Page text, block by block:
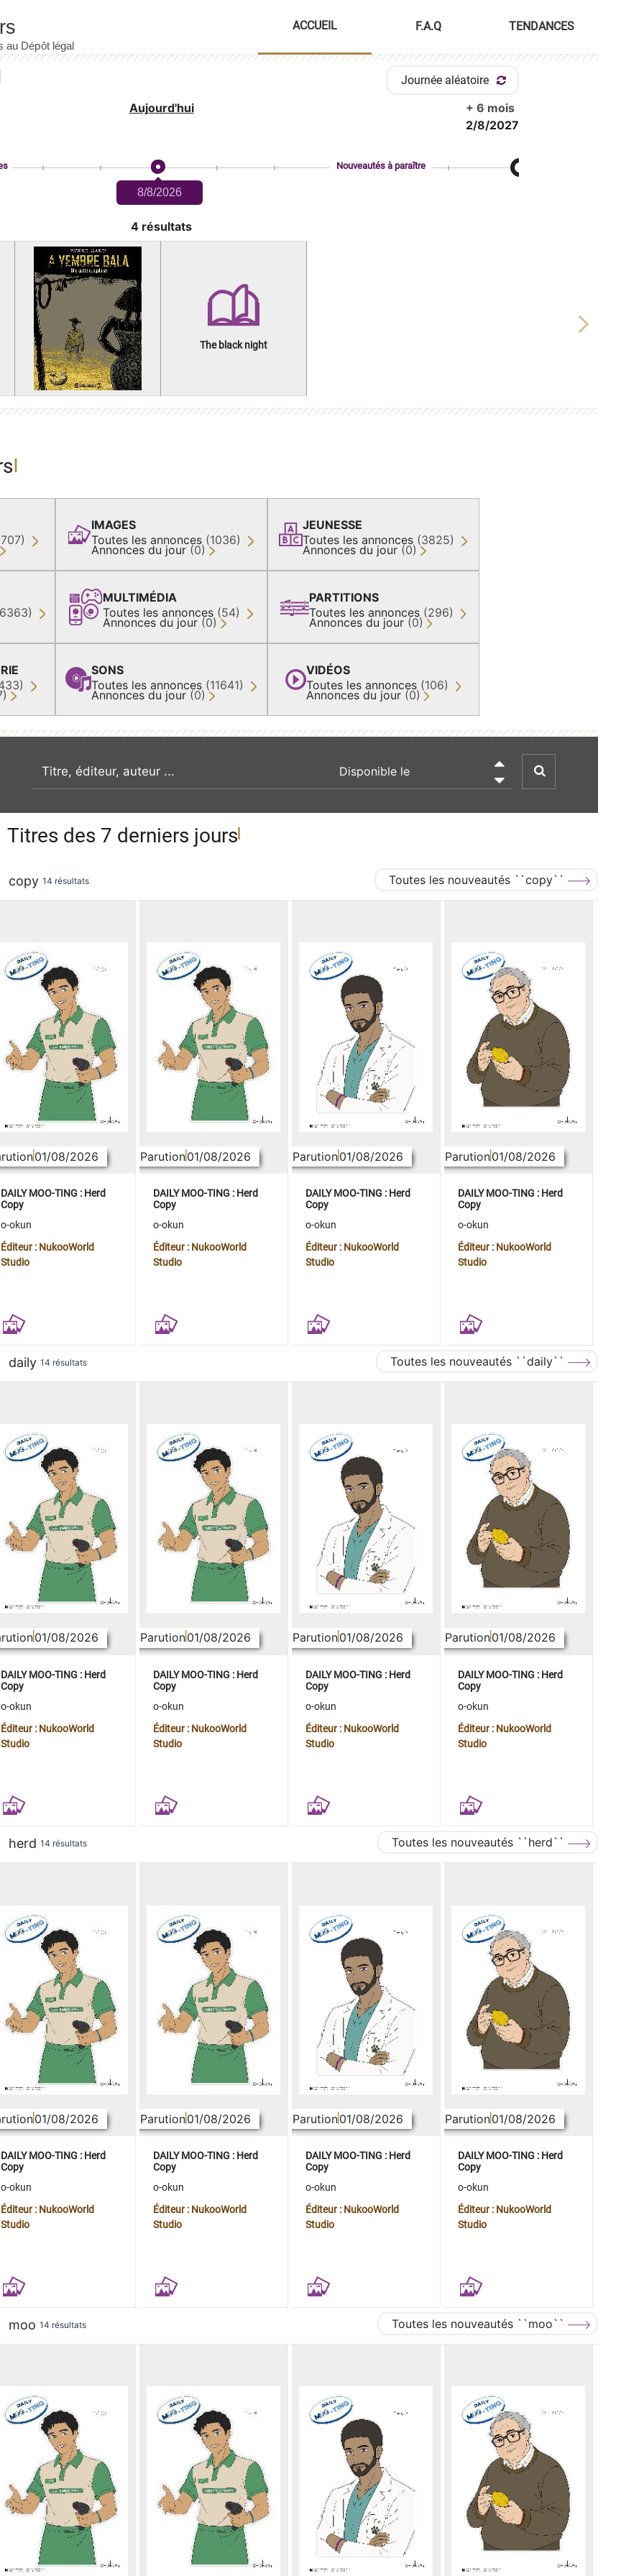
ACCUEIL F.A.Q TENDANCES
Journée aléatoire
Aujourd'hui
+ 6 mois
2/8/2027
8/8/2026
Nouveautés à paraître
4 résultats
The black night
Next
IMAGES
Toutes les annonces (1036)
Annonces du jour (0)
MULTIMÉDIA
Toutes les annonces (54)
Annonces du jour (0)
SONS
Toutes les annonces (11641)
Annonces du jour (0)
JEUNESSE
Toutes les annonces (3825)
Annonces du jour (0)
PARTITIONS
Toutes les annonces (296)
Annonces du jour (0)
VIDÉOS
Toutes les annonces (106)
Annonces du jour (0)
recherche par mot clé

Titres des 7 derniers jours
copy 14 résultats Toutes les nouveautés ``copy``
01/08/2026
DAILY MOO-TING : Herd
Copy
o-okun
Éditeur : NukooWorld
Studio
Parution01/08/2026
DAILY MOO-TING : Herd
Copy
o-okun
Éditeur : NukooWorld
Studio
Parution01/08/2026
DAILY MOO-TING : Herd
Copy
o-okun
Éditeur : NukooWorld
Studio
Parution01/08/2026
DAILY MOO-TING : Herd
Copy
o-okun
Éditeur : NukooWorld
Studio
daily 14 résultats Toutes les nouveautés ``daily``
01/08/2026
DAILY MOO-TING : Herd
Copy
o-okun
Éditeur : NukooWorld
Studio
Parution01/08/2026
DAILY MOO-TING : Herd
Copy
o-okun
Éditeur : NukooWorld
Studio
Parution01/08/2026
DAILY MOO-TING : Herd
Copy
o-okun
Éditeur : NukooWorld
Studio
Parution01/08/2026
DAILY MOO-TING : Herd
Copy
o-okun
Éditeur : NukooWorld
Studio
herd 14 résultats Toutes les nouveautés ``herd``
01/08/2026
DAILY MOO-TING : Herd
Copy
o-okun
Éditeur : NukooWorld
Studio
Parution01/08/2026
DAILY MOO-TING : Herd
Copy
o-okun
Éditeur : NukooWorld
Studio
Parution01/08/2026
DAILY MOO-TING : Herd
Copy
o-okun
Éditeur : NukooWorld
Studio
Parution01/08/2026
DAILY MOO-TING : Herd
Copy
o-okun
Éditeur : NukooWorld
Studio
moo 14 résultats Toutes les nouveautés ``moo``